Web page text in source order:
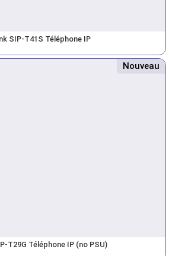
SIP-T41S Téléphone IP
Nouveau
T29G Téléphone IP (no PSU)